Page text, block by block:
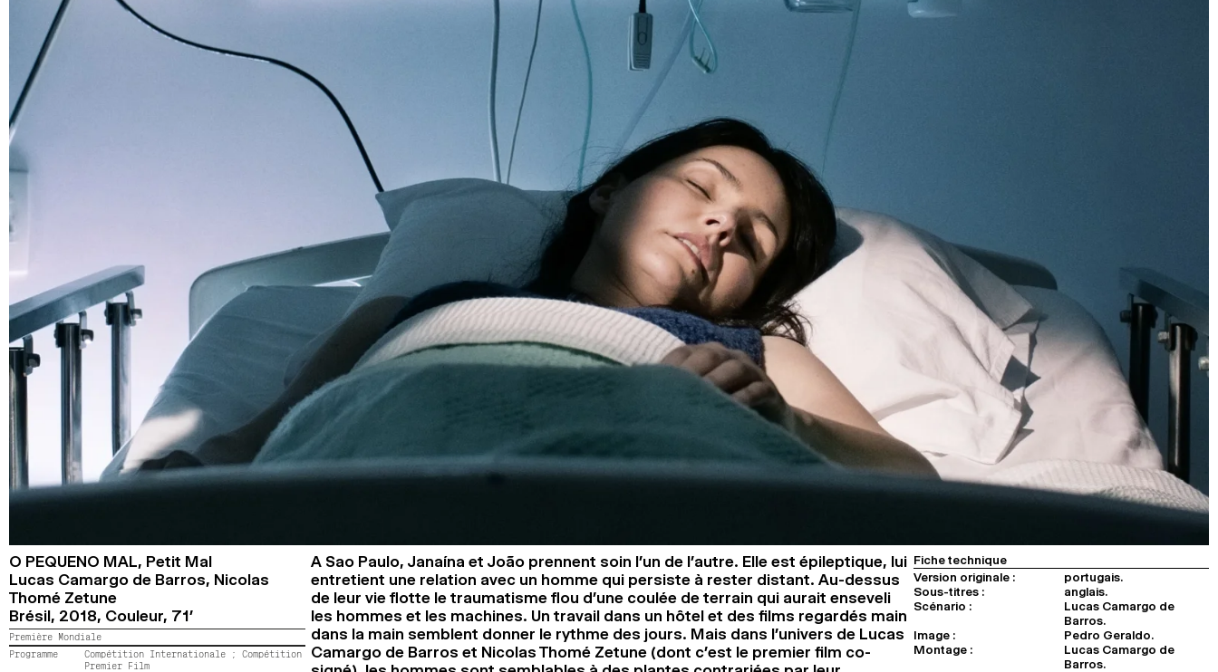
O PEQUENO MAL, Petit Mal
Lucas Camargo de Barros, Nicolas
Thomé Zetune
Brésil, 2018, Couleur, 71’
Première Mondiale
Programme
Compétition Internationale ;Compétition
Premier Film
A Sao Paulo, Janaína et João prennent soin l’un de l’autre. Elle est épileptique, lui
entretient une relation avec un homme qui persiste à rester distant. Au-dessus
de leur vie flotte le traumatisme flou d’une coulée de terrain qui aurait enseveli
les hommes et les machines. Un travail dans un hôtel et des films regardés main
dans la main semblent donner le rythme des jours. Mais dans l’univers de Lucas
Camargo de Barros et Nicolas Thomé Zetune (dont c’est le premier film co-
Fiche technique
Version originale :
portugais.
Sous-titres :
anglais.
Scénario :
Lucas Camargo de
Barros.
Image :
Pedro Geraldo.
Montage :
Lucas Camargo de
Barros.